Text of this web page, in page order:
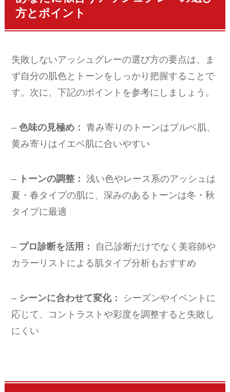
方とポイント
失敗しないアッシュグレーの選び方の要点は、ま
ず自分の肌色とトーンをしっかり把握することで
す。次に、下記のポイントを参考にしましょう。
–色味の見極め： 青み寄りのトーンはブルベ肌、
黄み寄りはイエベ肌に合いやすい
– トーンの調整： 浅い色やレース系のアッシュは
夏・春タイプの肌に、深みのあるトーンは冬・秋
タイプに最適
– プロ診断を活用：
自己診断だけでなく美容師や
カラーリストによる肌タイプ分析もおすすめ
– シーンに合わせて変化：
シーズンやイベントに
応じて、コントラストや彩度を調整すると失敗し
にくい